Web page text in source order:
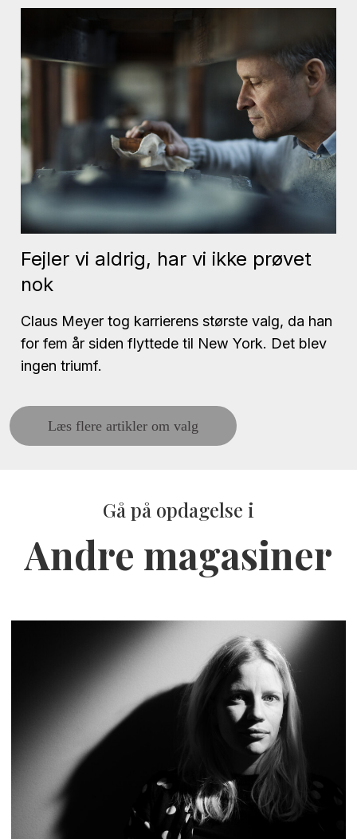
Fejler vi aldrig, har vi ikke prøvet
nok
Claus Meyer tog karrierens største valg, da han
for fem år siden flyttede til New York. Det blev
ingen triumf.
Læs flere artikler om valg
Gå på opdagelse i
Andre magasiner